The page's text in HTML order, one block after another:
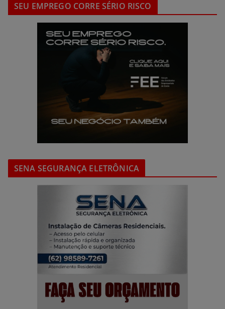
SEU EMPREGO CORRE SÉRIO RISCO
SENA SEGURANÇA ELETRÔNICA